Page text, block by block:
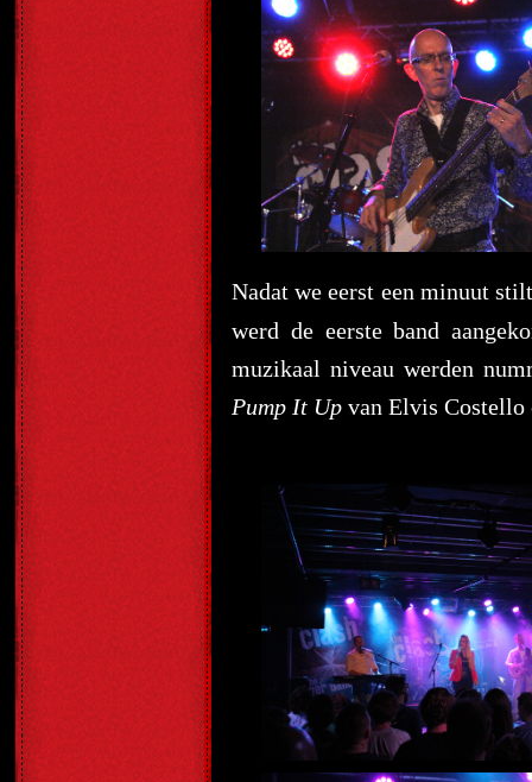
Nadat we eerst een minuut
werd de eerste band
muzikaal niveau werden
Pump It Up van Elvis